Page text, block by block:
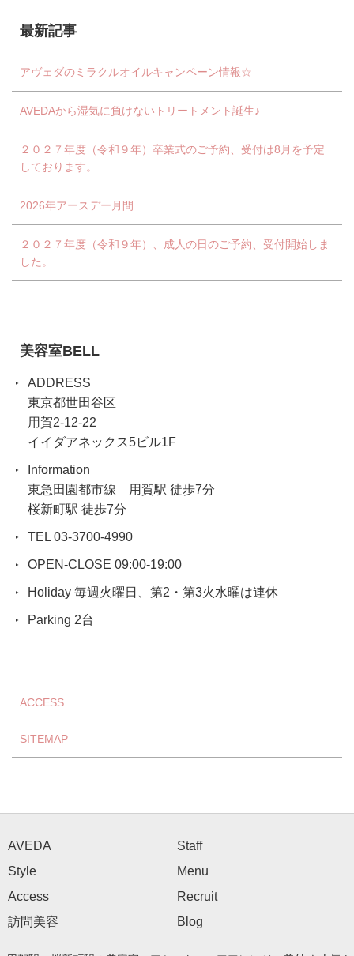
最新記事
アヴェダのミラクルオイルキャンペーン情報☆
AVEDAから湿気に負けないトリートメント誕生♪
２０２７年度（令和９年）卒業式のご予約、受付は8月を予定
しております。
2026年アースデー月間
２０２７年度（令和９年）、成人の日のご予約、受付開始しま
した。
美容室BELL
ADDRESS
東京都世田谷区
用賀2-12-22
イイダアネックス5ビル1F
Information
東急田園都市線 用賀駅 徒歩7分
桜新町駅 徒歩7分
TEL 03-3700-4990
OPEN-CLOSE 09:00-19:00
Holiday 毎週火曜日、第2・第3火水曜は連休
Parking 2台
ACCESS
SITEMAP
AVEDA
Staff
Style
Menu
Access
Recruit
訪問美容
Blog